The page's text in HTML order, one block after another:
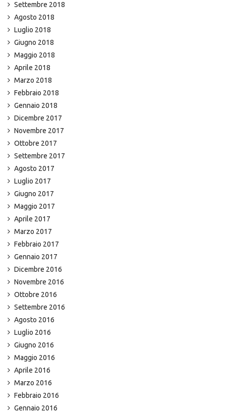
Settembre 2018
Agosto 2018
Luglio 2018
Giugno 2018
Maggio 2018
Aprile 2018
Marzo 2018
Febbraio 2018
Gennaio 2018
Dicembre 2017
Novembre 2017
Ottobre 2017
Settembre 2017
Agosto 2017
Luglio 2017
Giugno 2017
Maggio 2017
Aprile 2017
Marzo 2017
Febbraio 2017
Gennaio 2017
Dicembre 2016
Novembre 2016
Ottobre 2016
Settembre 2016
Agosto 2016
Luglio 2016
Giugno 2016
Maggio 2016
Aprile 2016
Marzo 2016
Febbraio 2016
Gennaio 2016